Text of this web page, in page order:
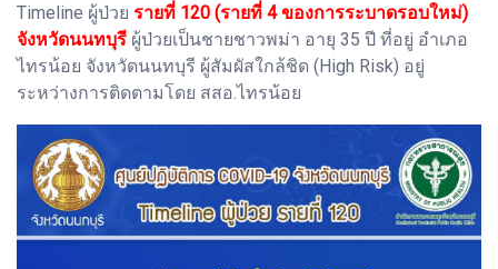
Timeline ผู้ป่วย รายที่ 120 (รายที่ 4 ของการระบาดรอบใหม่)
จังหวัดนนทบุรี ผู้ป่วยเป็นชายชาวพม่า อายุ 35 ปี ที่อยู่ อำเภอ
ไทรน้อย จังหวัดนนทบุรี ผู้สัมผัสใกล้ชิด (High Risk) อยู่
ระหว่างการติดตามโดย สสอ.ไทรน้อย